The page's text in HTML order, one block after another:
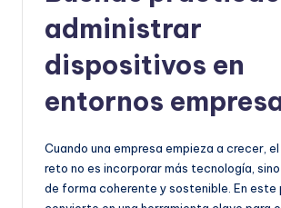
administrar
dispositivos en
entornos
Cuando una empresa empieza a crecer,
reto no es incorporar más tecnología,
de forma coherente y sostenible. En este